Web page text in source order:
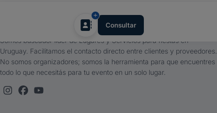
Consultar
Somos buscador líder de Lugares y Servicios para fiestas en
Uruguay. Facilitamos el contacto directo entre clientes y proveedores.
No somos organizadores; somos la herramienta para que encuentres
todo lo que necesitás para tu evento en un solo lugar.